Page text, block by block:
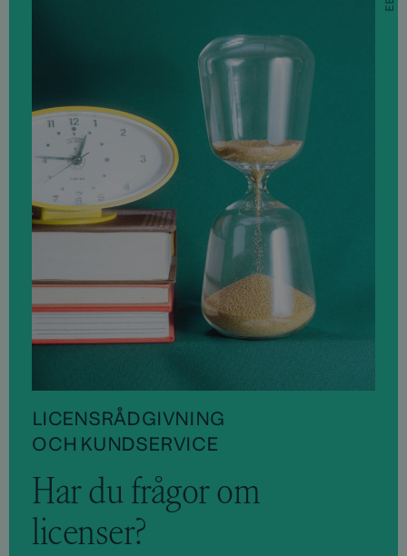
LICENSRÅDGIVNING
OCH KUNDSERVICE
Har du frågor om
licenser?